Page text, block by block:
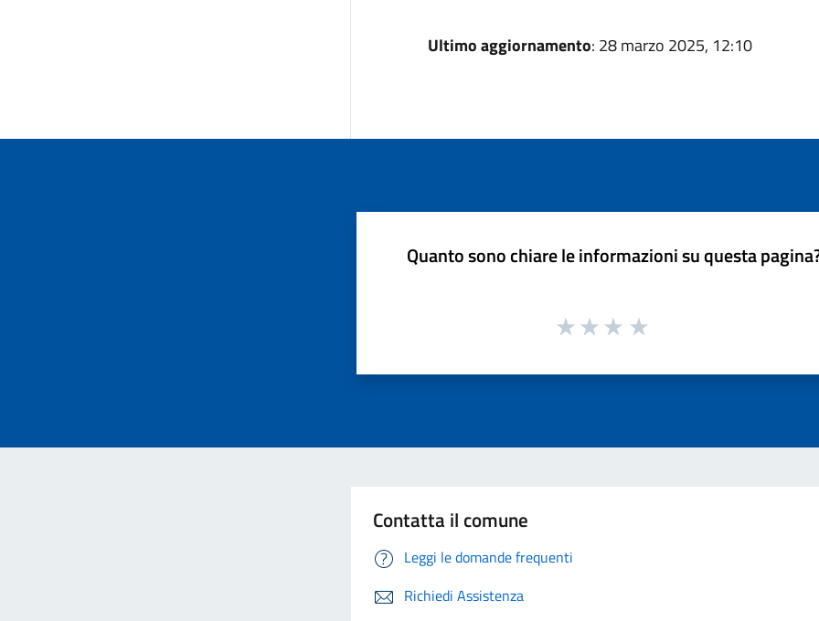
Ultimo aggiornamento: 28 marzo 2025, 12:10
Quanto sono chiare le informazioni su questa
Contatta il comune
Leggi le domande frequenti
Richiedi Assistenza